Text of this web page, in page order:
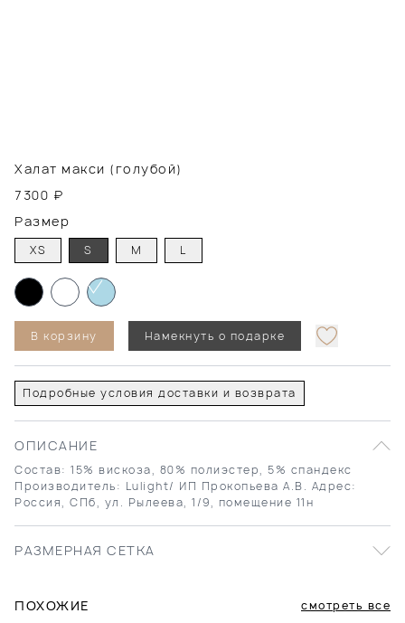
Халат макси (голубой)
7300 ₽
Размер
XS S M L
В корзину Намекнуть о подарке
Подробные условия доставки и возврата
ОПИСАНИЕ
Состав: 15% вискоза, 80% полиэстер, 5% спандекс
Производитель: Lulight/ ИП Прокопьева А.В. Адрес:
Россия, СПб, ул. Рылеева, 1/9, помещение 11н
РАЗМЕРНАЯ СЕТКА
ПОХОЖИЕ смотреть все